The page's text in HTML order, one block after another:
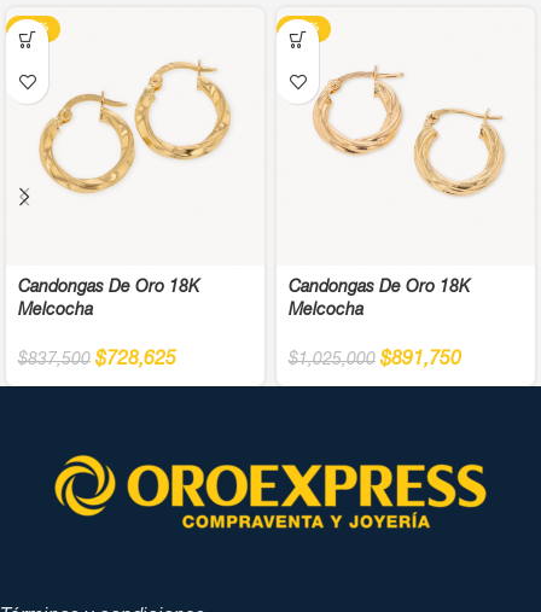
-13%
Candongas De Oro 18K
Melcocha
$837,500 $728,625
-13%
Candongas De Oro 18K
Melcocha
$1,025,000 $891,750